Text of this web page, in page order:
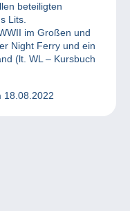
beteiligten
Lits.
im Großen und
Night Ferry und ein
(lt. WL – Kursbuch
18.08.2022